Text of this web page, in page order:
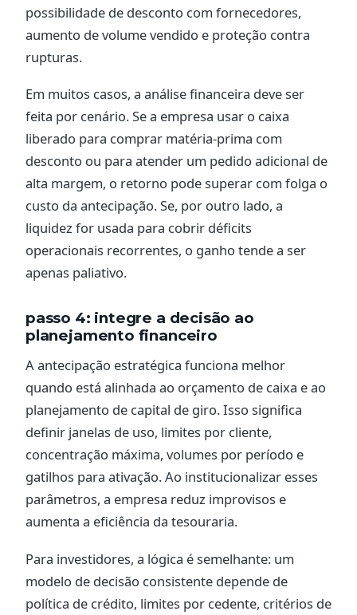
possibilidade de desconto com fornecedores,
aumento de volume vendido e proteção contra
rupturas.
Em muitos casos, a análise financeira deve ser
feita por cenário. Se a empresa usar o caixa
liberado para comprar matéria-prima com
desconto ou para atender um pedido adicional de
alta margem, o retorno pode superar com folga o
custo da antecipação. Se, por outro lado, a
liquidez for usada para cobrir déficits
operacionais recorrentes, o ganho tende a ser
apenas paliativo.
passo 4: integre a decisão ao
planejamento financeiro
A antecipação estratégica funciona melhor
quando está alinhada ao orçamento de caixa e ao
planejamento de capital de giro. Isso significa
definir janelas de uso, limites por cliente,
concentração máxima, volumes por período e
gatilhos para ativação. Ao institucionalizar esses
parâmetros, a empresa reduz improvisos e
aumenta a eficiência da tesouraria.
Para investidores, a lógica é semelhante: um
modelo de decisão consistente depende de
política de crédito, limites por cedente, critérios de